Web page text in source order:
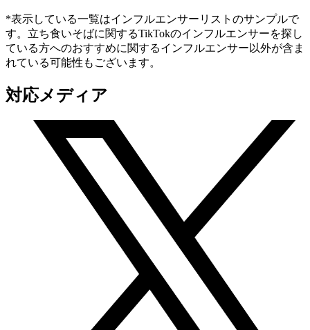
*表示している一覧はインフルエンサーリストのサンプルで
す。立ち食いそばに関するTikTokのインフルエンサーを探し
ている方へのおすすめに関するインフルエンサー以外が含ま
れている可能性もございます。
対応メディア